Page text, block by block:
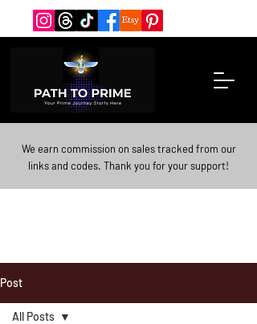
We earn commission on sales tracked from our
links and codes. Thank you for your support!
Post
All Posts